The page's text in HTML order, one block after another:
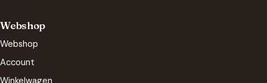
Webshop
Webshop
Account
Winkelwagen